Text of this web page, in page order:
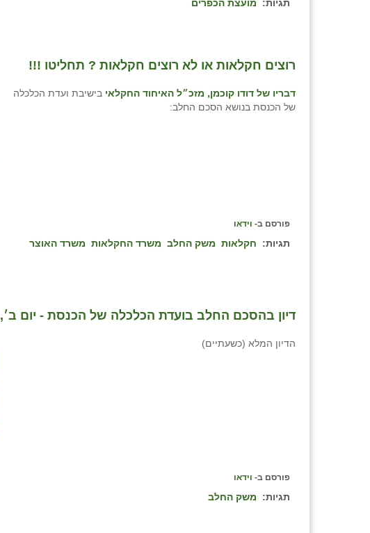
תגיות: מועצת הכפרים
רוצים חקלאות או לא רוצים חקלאות ? תחליטו !!!
דבריו של דודו קוכמן, מזכ״ל האיחוד החקלאי בישיבת ועדת הכלכלה
של הכנסת בנושא הסכם החלב:
פורסם ב- וידאו
תגיות: חקלאות משק החלב משרד החקלאות משרד האוצר
דיון בהסכם החלב בועדת הכלכלה של הכנסת - יום ב׳, 03/12/2018
הדיון המלא (כשעתיים)
פורסם ב- וידאו
תגיות: משק החלב